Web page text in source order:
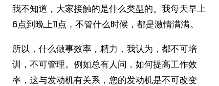
我不知道，大家接触的是什么类型的。我每天早上
6点到晚上11点，不管什么时候，都是激情满满。
所以，什么做事效率，精力，我认为，都不可培
训，不可管理。例如总有人问，如何提高工作效
率，这与发动机有关系，您的发动机是不可改变